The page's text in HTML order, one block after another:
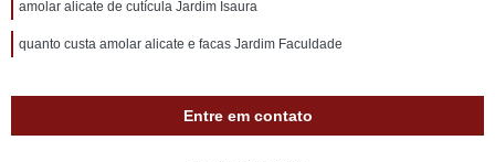
amolar alicate de cutícula Jardim Isaura
quanto custa amolar alicate e facas Jardim Faculdade
Entre em contato